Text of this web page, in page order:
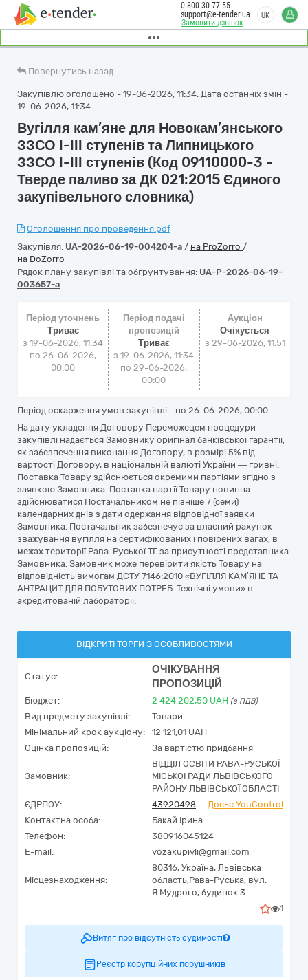
Замовити дзвінок
0 800 30 77 55
support@e-tender.ua
UK
Повернутись назад
Закупівлю оголошено - 19-06-2026, 11:34. Дата останніх змін -
19-06-2026, 11:34
Вугілля кам’яне для Новокам’янського
ЗЗСО І-ІІІ ступенів та Липницького
ЗЗСО І-ІІІ ступенів (Код 09110000-3 -
Тверде паливо за ДК 021:2015 Єдиного
закупівельного словника)
Оголошення про проведення.pdf
Закупівля: UA-2026-06-19-004204-a / на ProZorro /
на DoZorro
Рядок плану закупівлі та обґрунтування: UA-P-2026-06-19-
003657-a
Період уточнень
Триває
з 19-06-2026, 11:34
по 26-06-2026,
00:00
Період подачі
пропозицій
Триває
з 19-06-2026, 11:34
по 29-06-2026,
00:00
Аукціон
Очікується
з 29-06-2026, 11:51
Період оскарження умов закупівлі - по 26-06-2026, 00:00
На дату укладення Договору Переможецем процедури
закупівлі надається Замовнику оригінал банківської гарантії,
як забезпечення виконання Договору, в розмірі 5% від
вартості Договору, в національній валюті України — гривні.
Поставка Товару здійснюється окремими партіями згідно з
заявкою Замовника. Поставка партії Товару повинна
здійснюватися Постачальником не пізніше 7 (семи)
календарних днів з дати одержання відповідної заявки
Замовника. Постачальник забезпечує за власний рахунок
зважування вугілля на сертифікованих і повірених вагах, в
межах території Рава-Руської ТГ за присутності представника
Замовника. Замовник може перевірити якість Товару на
відповідність вимогам ДСТУ 7146:2010 «ВУГІЛЛЯ КАМ’ЯНЕ ТА
АНТРАЦИТ ДЛЯ ПОБУТОВИХ ПОТРЕБ. Технічні умови» в
акредитованій лабораторії.
ВІДКРИТІ ТОРГИ З ОСОБЛИВОСТЯМИ
Статус:
ОЧІКУВАННЯ
ПРОПОЗИЦІЙ
Бюджет: 2 424 202,50 UAH (з ПДВ)
Вид предмету закупівлі:
Товари
Мінімальний крок аукціону:
12 121,01 UAH
Оцінка пропозицій:
За вартістю придбання
Замовник:
ВІДДІЛ ОСВІТИ РАВА-РУСЬКОЇ
МІСЬКОЇ РАДИ ЛЬВІВСЬКОГО
РАЙОНУ ЛЬВІВСЬКОЇ ОБЛАСТІ
ЄДРПОУ:
43920498
Досьє YouControl
Контактна особа:
Бакай Ірина
Телефон:
380916045124
E-mail:
vozakupivli@gmail.com
Місцезнаходження:
80316, Україна, Львівська
область,Рава-Руська, вул.
Я.Мудрого, будинок 3
1
Витяг про відсутність судимості
Реєстр корупційних порушників